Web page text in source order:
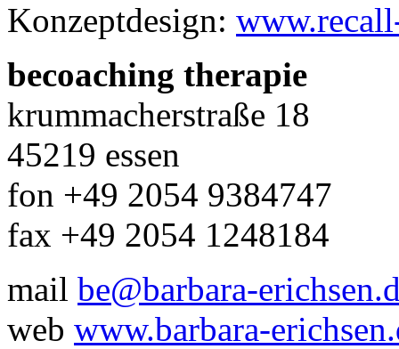
Konzeptdesign:
becoaching therapie
krummacherstraße 18
45219 essen
fon +49 2054 9384747
fax +49 2054 1248184
mail be@barbara-
web www.barbara-